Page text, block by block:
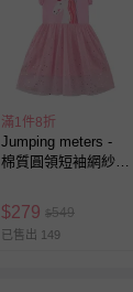
滿1件8折
Jumping meters -
棉質圓領短袖網紗洋
粉色
$279 $549
已售出 149